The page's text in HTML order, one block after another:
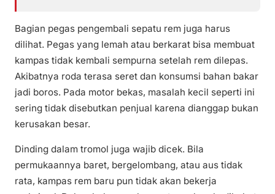
Bagian pegas pengembali sepatu rem juga harus
dilihat. Pegas yang lemah atau berkarat bisa membuat
kampas tidak kembali sempurna setelah rem dilepas.
Akibatnya roda terasa seret dan konsumsi bahan bakar
jadi boros. Pada motor bekas, masalah kecil seperti ini
sering tidak disebutkan penjual karena dianggap bukan
kerusakan besar.
Dinding dalam tromol juga wajib dicek. Bila
permukaannya baret, bergelombang, atau aus tidak
rata, kampas rem baru pun tidak akan bekerja